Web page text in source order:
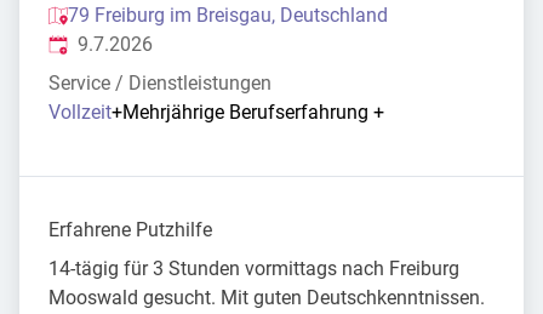
79 Freiburg im Breisgau, Deutschland
Veröffentlicht
9.7.2026
Service / Dienstleistungen
Vollzeit+Mehrjährige Berufserfahrung +
Erfahrene Putzhilfe
14-tägig für 3 Stunden vormittags nach Freiburg
Mooswald gesucht. Mit guten Deutschkenntnissen.